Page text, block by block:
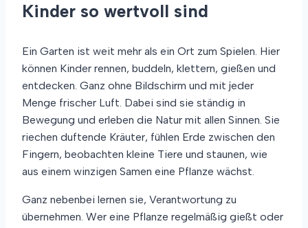
Kinder so wertvoll sind
Ein Garten ist weit mehr als ein Ort zum Spielen. Hier
können Kinder rennen, buddeln, klettern, gießen und
entdecken. Ganz ohne Bildschirm und mit jeder
Menge frischer Luft. Dabei sind sie ständig in
Bewegung und erleben die Natur mit allen Sinnen. Sie
riechen duftende Kräuter, fühlen Erde zwischen den
Fingern, beobachten kleine Tiere und staunen, wie
aus einem winzigen Samen eine Pflanze wächst.
Ganz nebenbei lernen sie, Verantwortung zu
übernehmen. Wer eine Pflanze regelmäßig gießt oder